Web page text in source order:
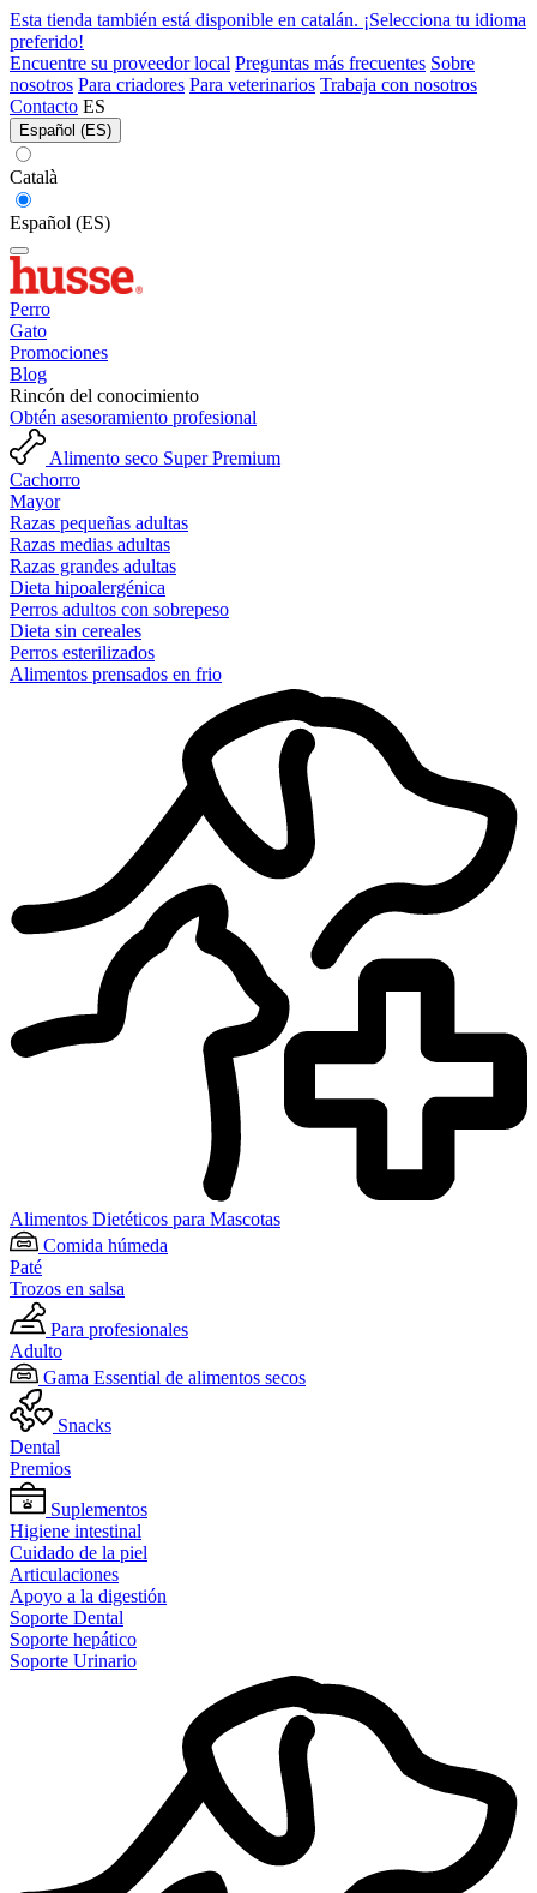
Esta tienda también está disponible en catalán. ¡Selecciona tu idioma
preferido!
Encuentre su proveedor local Preguntas más frecuentes Sobre
nosotros Para criadores Para veterinarios Trabaja con nosotros
Contacto ES
Español (ES)
Català
Español (ES)
Perro
Gato
Promociones
Blog
Rincón del conocimiento
Obtén asesoramiento profesional
Alimento seco Super Premium
Cachorro
Mayor
Razas pequeñas adultas
Razas medias adultas
Razas grandes adultas
Dieta hipoalergénica
Perros adultos con sobrepeso
Dieta sin cereales
Perros esterilizados
Alimentos prensados en frio
Alimentos Dietéticos para Mascotas
Comida húmeda
Paté
Trozos en salsa
Para profesionales
Adulto
Gama Essential de alimentos secos
Snacks
Dental
Premios
Suplementos
Higiene intestinal
Cuidado de la piel
Articulaciones
Apoyo a la digestión
Soporte Dental
Soporte hepático
Soporte Urinario